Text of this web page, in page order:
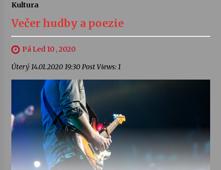
Kultura
Večer hudby a poezie
Pá Led 10 , 2020
Úterý 14.01.2020 19:30 Post Views: 1